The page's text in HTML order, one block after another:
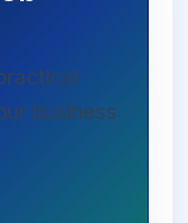
business